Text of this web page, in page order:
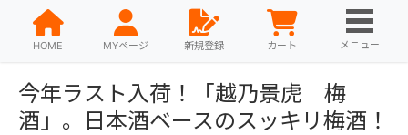
HOME MYページ 新規登録 カート メニュー
今年ラスト入荷！「越乃景虎 梅
酒」。日本酒ベースのスッキリ梅酒！